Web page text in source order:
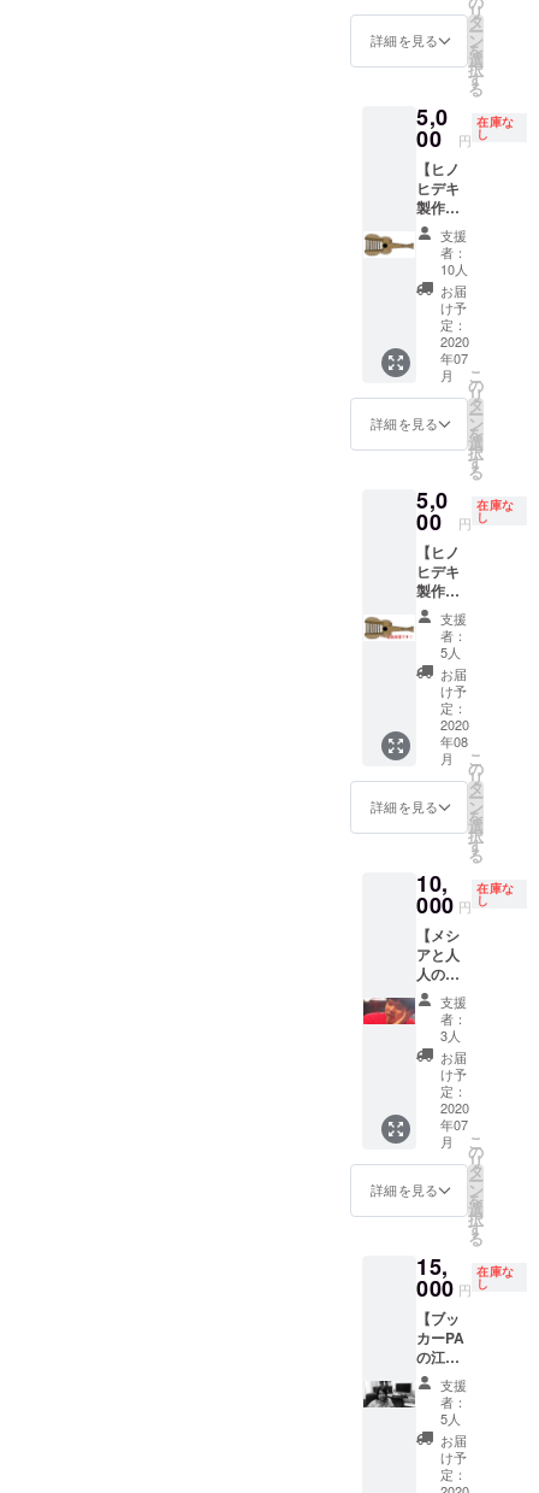
る場合
程をお
願いす
いま
す。) ＊
【キャ
パシ
ティ】
座り50
名・ス
タン
ディン
グ90名
となり
ます。
＊ネガ
ポジま
での交
宿泊費
はご負
せ。 ＊
音響、
機材使
用料込
です。
たイベ
ントの
反映さ
れま
す。 ＊
【有効
期限】
ネガポ
ジが存
続する
限り永
久に有
効で
す。 ＊
ネガポ
ジまで
の交通
泊費は
ご負担
せ。 ＊
チケッ
トのお
受け取
りは今
年の
ジャイ
アント
シリー
ズ開催
日当日
となり
ます。
入場時
に係員
し付け
くださ
長方形
のどち
どちら
がお手
元に来
るかは
お楽し
みに！
＊お受
け取り
は、郵
送もし
くは店
舗での
受け取
りの選
択が可
能です
ので、
さい。
詳細を見る
リ
タ
ー
ン
を
選
択
す
る
5,0
00 円
在庫な
し
【ヒノ
ヒデキ
製作に
よるギ
ターの
形をし
た大根
すり
器】 1
つずつ
心を込
めて作
りま
す。 あ
の！人
気
ネガポ
ジ丼を
作るた
めの必
須アイ
テ
ム！！
！ ギ
ターの
形に1個
ずつ、
形を変
えたオ
リジナ
ルで
す！ ＊
写真は
お受け
取り
は、郵
送もし
くは店
舗での
受け取
りの選
択が可
能です
ので、
支援時
にご選
択くだ
さい。
支援
者：
10人
お届
け予
定：
2020
年07
月
詳細を見る
こ
の
リ
タ
ー
ン
を
選
択
す
る
5,0
00 円
在庫な
し
【ヒノ
ヒデキ
製作に
よるギ
ターの
形をし
た大根
すり
器】 ★
大好評
につ
き、な
んと30
分で売
り切れ
ました
加いた
しまし
た。 1
つずつ
心を込
めて作
りま
す。 あ
の！人
気
の！！
ネガポ
ジ丼を
作るた
めの必
須アイ
テ
形に1個
ずつ、
形を変
えたオ
リジナ
ルで
す！ ＊
写真は
イメー
ジで
す。 ＊
お受け
支援
者：
5人
お届
け予
定：
2020
年08
月
詳細を見る
こ
の
リ
タ
ー
ン
を
選
択
す
る
10,
000 円
在庫な
し
【メシ
アと人
人の北
山(きっ
さん)が
貴方の
家の晩
ご飯を
持って
来てく
れる権
程要相
談、交
通費、
材料費
支援
者：
3人
お届
け予
定：
2020
年07
月
詳細を見る
こ
の
リ
タ
ー
ン
を
選
択
す
る
15,
000 円
在庫な
し
【ブッ
カーPA
の江添
恵介が
貴方の
曲を
ミック
スダウ
ン】 (1
支援
者：
5人
お届
け予
定：